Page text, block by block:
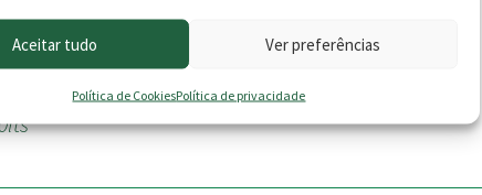
Aceitar tudo Ver preferências
Política de CookiesPolítica de privacidade
básico